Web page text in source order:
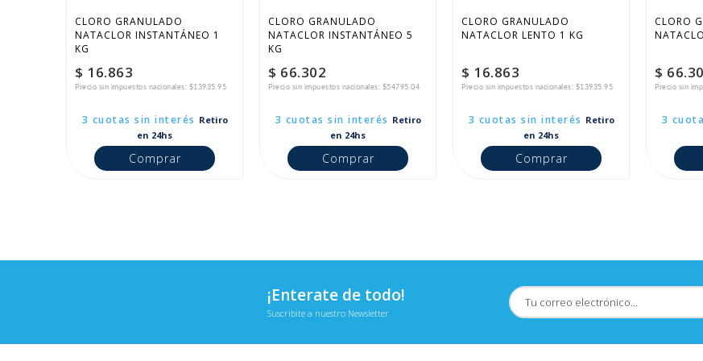
CLORO GRANULADO
NATACLOR INSTANTÁNEO 1
KG
$ 16.863
Precio sin impuestos nacionales: $13935.95
3 cuotas sin interés Retiro
en 24hs
Comprar
CLORO GRANULADO
NATACLOR INSTANTÁNEO 5
KG
$ 66.302
Precio sin impuestos nacionales: $54795.04
3 cuotas sin interés Retiro
en 24hs
Comprar
CLORO GRANULADO
NATACLOR LENTO 1 KG
$ 16.863
Precio sin impuestos nacionales: $13935.95
3 cuotas sin interés Retiro
en 24hs
Comprar
CLORO
$
Precio sin
3
¡Enterate de todo!
Suscribite a nuestro Newsletter